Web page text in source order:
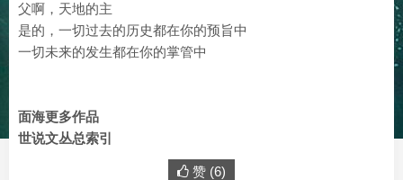
父啊，天地的主
是的，一切过去的历史都在你的预旨中
一切未来的发生都在你的掌管中
面海更多作品
世说文丛总索引
赞 (6)